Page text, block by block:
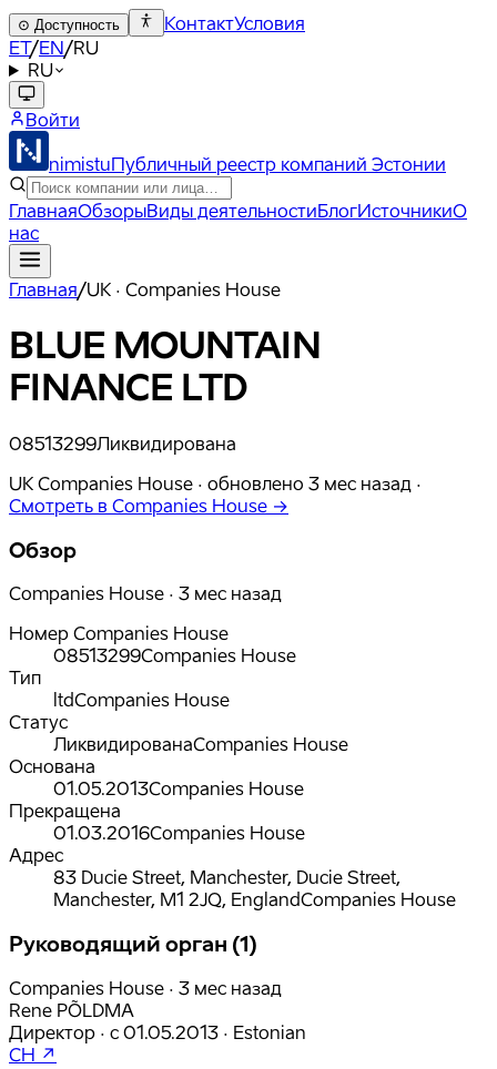
⊙ Доступность КонтактУсловия
ET/EN/RU
RU
Войти
nimistuПубличный реестр компаний Эстонии
ГлавнаяОбзорыВиды деятельностиБлогИсточникиО
нас
Главная/UK · Companies House
BLUE MOUNTAIN
FINANCE LTD
08513299Ликвидирована
UK Companies House · обновлено 3 мес назад ·
Смотреть в Companies House →
Обзор
Companies House · 3 мес назад
Номер Companies House
08513299Companies House
Тип
ltdCompanies House
Статус
ЛиквидированаCompanies House
Основана
01.05.2013Companies House
Прекращена
01.03.2016Companies House
Адрес
83 Ducie Street, Manchester, Ducie Street,
Manchester, M1 2JQ, EnglandCompanies House
Руководящий орган (1)
Companies House · 3 мес назад
Rene PÕLDMA
Директор · с 01.05.2013 · Estonian
CH ↗